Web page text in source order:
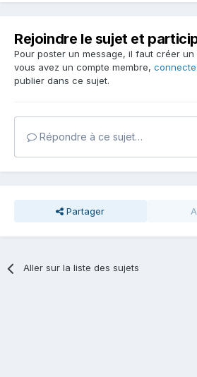
Rejoindre le sujet et
Pour poster un message, il faut créer un
vous avez un compte membre,
publier dans ce sujet.
Répondre à ce sujet…
Partager
Aller sur la liste des sujets